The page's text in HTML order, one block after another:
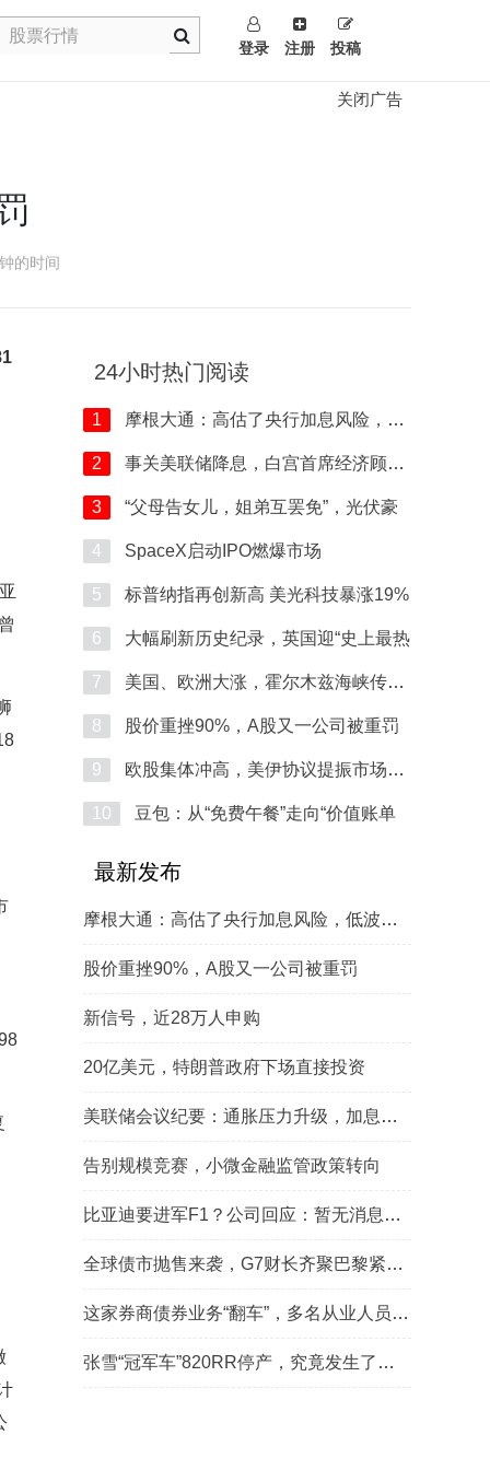
登录 注册 投稿
关闭广告
的时间
24小时热门阅读
1 摩根大通：高估了央行加息风险，低波
2 事关美联储降息，白宫首席经济顾问发
3 “父母告女儿，姐弟互罢免”，光伏豪
4 SpaceX启动IPO燃爆市场
5 标普纳指再创新高 美光科技暴涨19%
6 大幅刷新历史纪录，英国迎“史上最热
7 美国、欧洲大涨，霍尔木兹海峡传来利
8 股价重挫90%，A股又一公司被重罚
9 欧股集体冲高，美伊协议提振市场情绪
10 豆包：从“免费午餐”走向“价值账单
最新发布
摩根大通：高估了央行加息风险，低波动股票或
股价重挫90%，A股又一公司被重罚
新信号，近28万人申购
20亿美元，特朗普政府下场直接投资
美联储会议纪要：通胀压力升级，加息呼声有所
告别规模竞赛，小微金融监管政策转向
比亚迪要进军F1？公司回应：暂无消息可透露
全球债市抛售来袭，G7财长齐聚巴黎紧急商讨对策
这家券商债券业务“翻车”，多名从业人员被追
张雪“冠军车”820RR停产，究竟发生了什么？